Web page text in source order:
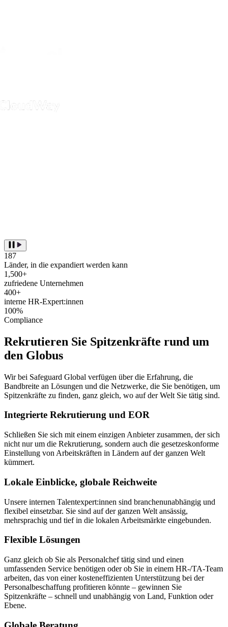
187
Länder, in die expandiert werden kann
1,500+
zufriedene Unternehmen
400+
interne HR-Expert:innen
100%
Compliance
Rekrutieren Sie Spitzenkräfte rund um
den Globus
Wir bei Safeguard Global verfügen über die Erfahrung, die
Bandbreite an Lösungen und die Netzwerke, die Sie benötigen, um
Spitzenkräfte zu finden, ganz gleich, wo auf der Welt Sie tätig sind.
Integrierte Rekrutierung und EOR
Schließen Sie sich mit einem einzigen Anbieter zusammen, der sich
nicht nur um die Rekrutierung, sondern auch die gesetzeskonforme
Einstellung von Arbeitskräften in Ländern auf der ganzen Welt
kümmert.
Lokale Einblicke, globale Reichweite
Unsere internen Talentexpert:innen sind branchenunabhängig und
flexibel einsetzbar. Sie sind auf der ganzen Welt ansässig,
mehrsprachig und tief in die lokalen Arbeitsmärkte eingebunden.
Flexible Lösungen
Ganz gleich ob Sie als Personalchef tätig sind und einen
umfassenden Service benötigen oder ob Sie in einem HR-/TA-Team
arbeiten, das von einer kosteneffizienten Unterstützung bei der
Personalbeschaffung profitieren könnte – gewinnen Sie
Spitzenkräfte – schnell und unabhängig von Land, Funktion oder
Ebene.